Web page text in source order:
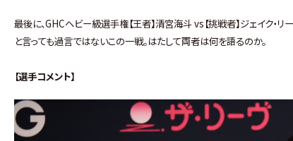
最後に、GHCヘビー級選手権【王者】清宮海斗 vs【挑戦者】ジェイク
と言っても過言ではないこの一戦。はたして両者は何を語るのか。
【選手コメント】